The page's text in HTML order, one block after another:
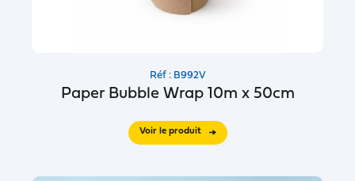
Réf : B992V
Paper Bubble Wrap 10m x 50cm
Voir le produit